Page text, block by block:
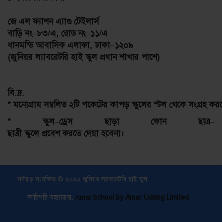
জে এল ফ্যাশন এ্যাণ্ড টেইলার্স
বাড়ি নং–৮৩/এ, রোড নং–১১/এ
ধানমন্ডি আবাসিক এলাকা,ঢাকা–১২০৯
(জুনিয়র ল্যাবরেটরি হাই স্কুল প্রধান শাখার পাশে)
বি.দ্র.
*মনোগ্রাম সম্বলিত ২টি পকেটের কাপড় স্কুলের স্টল থেকে সংগ্রহ
*স্কুল–ড্রেস ছাড়া কোন ছাত্র–
ছাত্রী স্কুলে প্রবেশ করতে দেয়া হবেনা।
সর্বস্বত্ব সংরক্ষিত © ২০২২ জুনিয়র ল্যাবরেটরি হাই স্কুল
কারিগরি সহায়তায়: Amar School by Amar Uddog Limited